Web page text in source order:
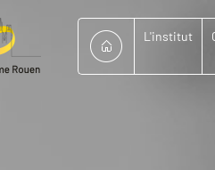
L'institut